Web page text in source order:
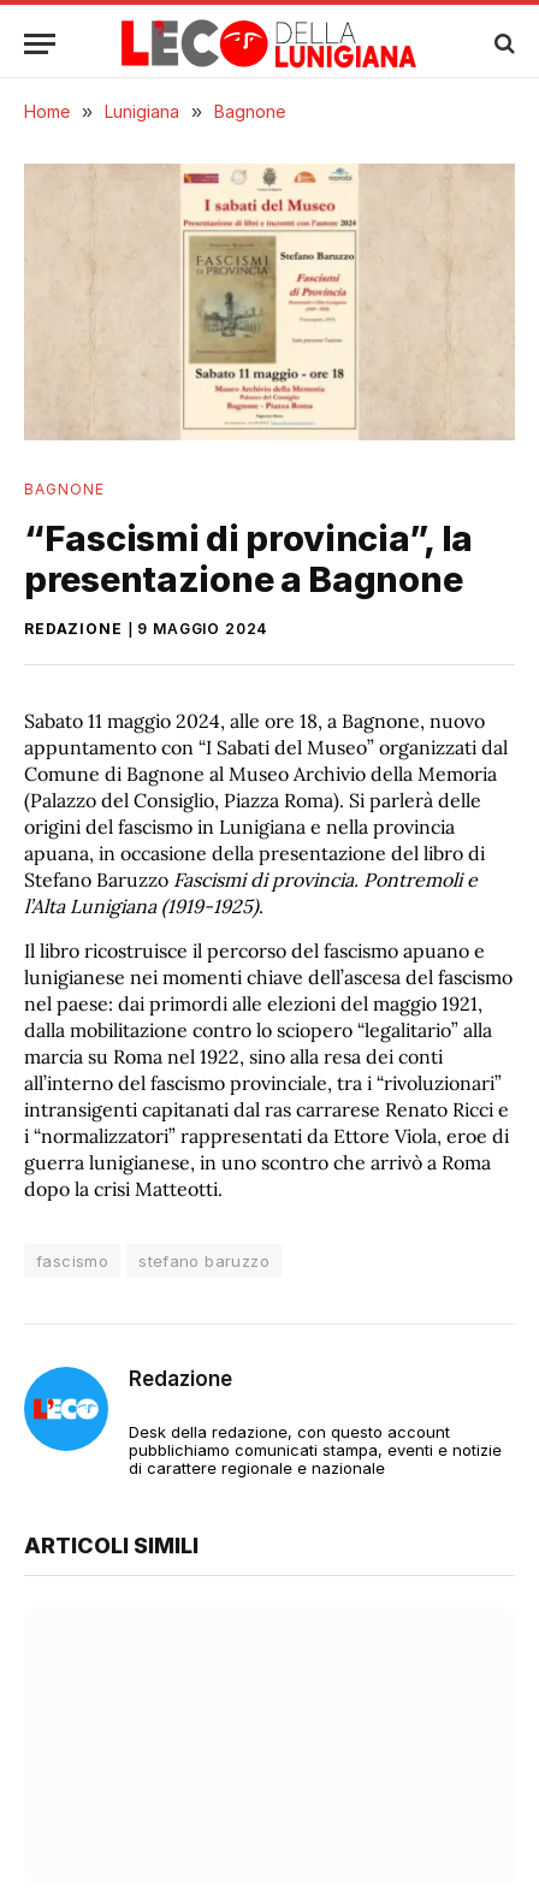
Home » Lunigiana » Bagnone
BAGNONE
“Fascismi di provincia”, la
presentazione a Bagnone
REDAZIONE 9 MAGGIO 2024
Sabato 11 maggio 2024, alle ore 18, a Bagnone, nuovo
appuntamento con “I Sabati del Museo” organizzati dal
Comune di Bagnone al Museo Archivio della Memoria
(Palazzo del Consiglio, Piazza Roma). Si parlerà delle
origini del fascismo in Lunigiana e nella provincia
apuana, in occasione della presentazione del libro di
Stefano Baruzzo Fascismi di provincia. Pontremoli e
l’Alta Lunigiana (1919-1925).
Il libro ricostruisce il percorso del fascismo apuano e
lunigianese nei momenti chiave dell’ascesa del fascismo
nel paese: dai primordi alle elezioni del maggio 1921,
dalla mobilitazione contro lo sciopero “legalitario” alla
marcia su Roma nel 1922, sino alla resa dei conti
all’interno del fascismo provinciale, tra i “rivoluzionari”
intransigenti capitanati dal ras carrarese Renato Ricci e
i “normalizzatori” rappresentati da Ettore Viola, eroe di
guerra lunigianese, in uno scontro che arrivò a Roma
dopo la crisi Matteotti.
fascismo stefano baruzzo
Redazione
Desk della redazione, con questo account
pubblichiamo comunicati stampa, eventi e notizie
di carattere regionale e nazionale
ARTICOLI SIMILI